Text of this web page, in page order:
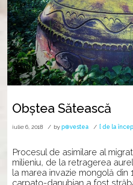
Obștea Sătească
iulie 6, 2018 by p⊕vestea [ de la
Procesul de asimilare al
milieniu, de la retragerea
la marea invazie mongolă din
carpato-danubian a fost